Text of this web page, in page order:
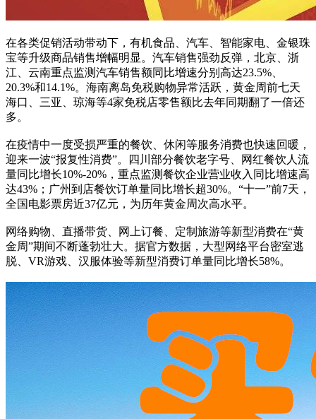
在各类促销活动带动下，有机食品、汽车、智能家电、金银珠
宝等升级商品销售增幅明显。汽车销售强劲反弹，北京、浙
江、云南重点监测汽车销售额同比增速分别高达23.5%、
20.3%和14.1%。海南离岛免税购物异常活跃，黄金周前七天
海口、三亚、琼海等4家免税店零售额比去年同期翻了一倍还
多。
在疫情中一度受损严重的餐饮、休闲等服务消费也快速回暖，
迎来一波“报复性消费”。四川部分餐饮老字号、网红餐饮人流
量同比增长10%-20%，重点监测餐饮企业营业收入同比增速高
达43%；广州到店餐饮订单量同比增长超30%。“十一”前7天，
全国电影票房近37亿元，为历年黄金周次高水平。
网络购物、直播带货、网上订餐、定制旅游等新型消费在“黄
金周”期间不断蓬勃壮大。据官方数据，大型网络平台密室逃
脱、VR游戏、汉服体验等新型消费订单量同比增长58%。